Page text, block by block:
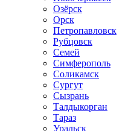
Озёрск
Орск
Петропавловск
Рубцовск
Семей
Симферополь
Соликамск
Сургут
Сызрань
Талдыкорган
Тараз
Уральск